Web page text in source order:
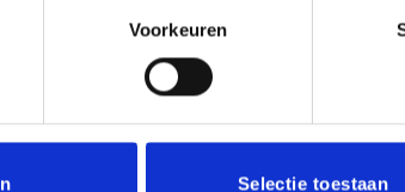
Voorkeuren
Selectie toestaan